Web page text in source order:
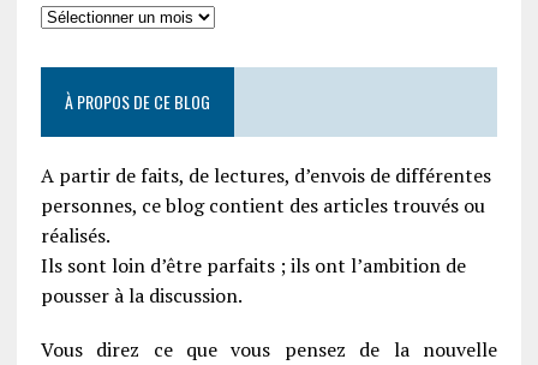
À PROPOS DE CE BLOG
A partir de faits, de lectures, d’envois de différentes
personnes, ce blog contient des articles trouvés ou
réalisés.
Ils sont loin d’être parfaits ; ils ont l’ambition de
pousser à la discussion.
Vous direz ce que vous pensez de la nouvelle